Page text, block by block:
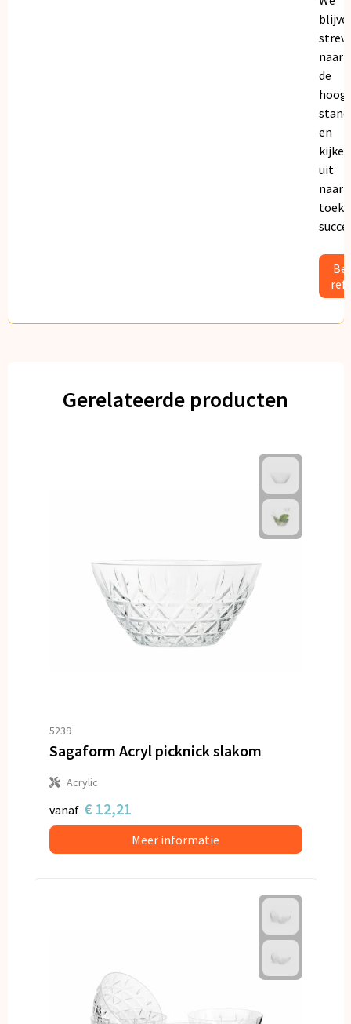
naar
de
en
kijken
uit
naar
Gerelateerde producten
5239
Sagaform Acryl picknick slakom
Acrylic
vanaf € 12,21
Meer informatie